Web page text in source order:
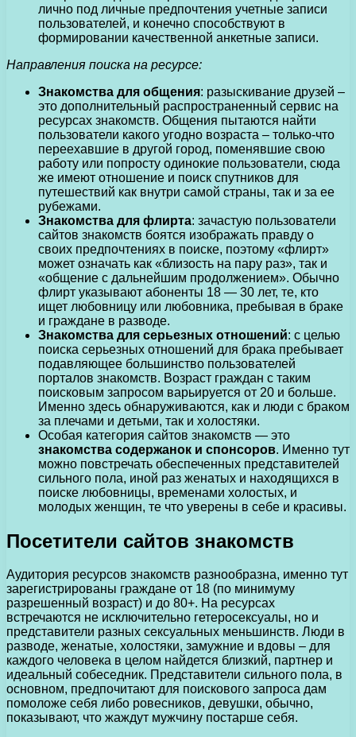
лично под личные предпочтения учетные записи
пользователей, и конечно способствуют в
формировании качественной анкетные записи.
Направления поиска на ресурсе:
Знакомства для общения: разыскивание друзей –
это дополнительный распространенный сервис на
ресурсах знакомств. Общения пытаются найти
пользователи какого угодно возраста – только-что
переехавшие в другой город, поменявшие свою
работу или попросту одинокие пользователи, сюда
же имеют отношение и поиск спутников для
путешествий как внутри самой страны, так и за ее
рубежами.
Знакомства для флирта: зачастую пользователи
сайтов знакомств боятся изображать правду о
своих предпочтениях в поиске, поэтому «флирт»
может означать как «близость на пару раз», так и
«общение с дальнейшим продолжением». Обычно
флирт указывают абоненты 18 — 30 лет, те, кто
ищет любовницу или любовника, пребывая в браке
и граждане в разводе.
Знакомства для серьезных отношений: с целью
поиска серьезных отношений для брака пребывает
подавляющее большинство пользователей
порталов знакомств. Возраст граждан с таким
поисковым запросом варьируется от 20 и больше.
Именно здесь обнаруживаются, как и люди с браком
за плечами и детьми, так и холостяки.
Особая категория сайтов знакомств — это
знакомства содержанок и спонсоров. Именно тут
можно повстречать обеспеченных представителей
сильного пола, иной раз женатых и находящихся в
поиске любовницы, временами холостых, и
молодых женщин, те что уверены в себе и красивы.
Посетители сайтов знакомств
Аудитория ресурсов знакомств разнообразна, именно тут
зарегистрированы граждане от 18 (по минимуму
разрешенный возраст) и до 80+. На ресурсах
встречаются не исключительно гетеросексуалы, но и
представители разных сексуальных меньшинств. Люди в
разводе, женатые, холостяки, замужние и вдовы – для
каждого человека в целом найдется близкий, партнер и
идеальный собеседник. Представители сильного пола, в
основном, предпочитают для поискового запроса дам
помоложе себя либо ровесников, девушки, обычно,
показывают, что жаждут мужчину постарше себя.